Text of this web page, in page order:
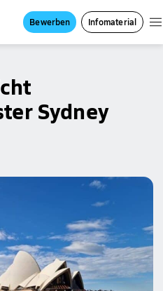
Bewerben Infomaterial
Sydney